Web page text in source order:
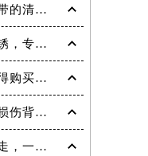
百达翡丽手表金属表带的清洗方法有哪些？（金属表带的清洗）
百达翡丽手表针扣生锈，专业处理更安全
百达翡丽手表值不值得购买（名表投资与收藏指南）
揭秘：百达翡丽表壳损伤背后的故事
揭秘百达翡丽手表停走，一文教你轻松恢复活力！